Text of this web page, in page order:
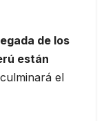
de los
están
el